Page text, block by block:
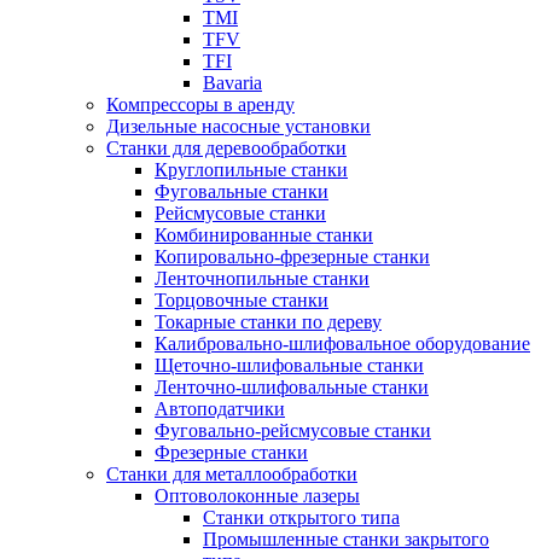
TMI
TFV
TFI
Bavaria
Компрессоры в аренду
Дизельные насосные установки
Станки для деревообработки
Круглопильные станки
Фуговальные станки
Рейсмусовые станки
Комбинированные станки
Копировально-фрезерные станки
Ленточнопильные станки
Торцовочные станки
Токарные станки по дереву
Калибровально-шлифовальное оборудование
Щеточно-шлифовальные станки
Ленточно-шлифовальные станки
Автоподатчики
Фуговально-рейсмусовые станки
Фрезерные станки
Станки для металлообработки
Оптоволоконные лазеры
Станки открытого типа
Промышленные станки закрытого